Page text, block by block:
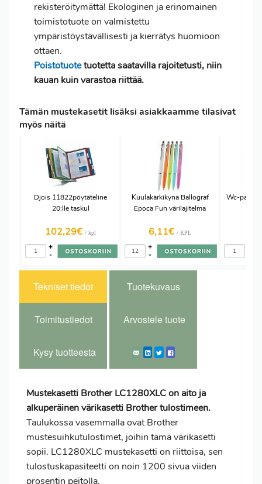
rekisteröitymättä! Ekologinen ja erinomainen
toimistotuote on valmistettu
ympäristöystävällisesti ja kierrätys huomioon
ottaen.
Poistotuotetuotetta saatavilla rajoitetusti, niin
kauan kuin varastoa riittää.
Tämän mustekasetit lisäksi asiakkaamme tilasivat
myös näitä
Djois 11822pöytäteline
20:lle taskul
102,29€ / kpl
-
+
Kuulakärkikynä Ballograf
Epoca Fun värilajitelma
6,11€ / KPL
-
+
Wc-paperi
Tekniset tiedot Tuotekuvaus
Toimitustiedot Arvostele tuote
Kysy tuotteesta
Mustekasetti Brother LC1280XLC on aito ja
alkuperäinen värikasetti Brother tulostimeen.
Taulukossa vasemmalla ovat Brother
mustesuihkutulostimet, joihin tämä värikasetti
sopii. LC1280XLC mustekasetti on riittoisa, sen
tulostuskapasiteetti on noin 1200 sivua viiden
prosentin peitolla.